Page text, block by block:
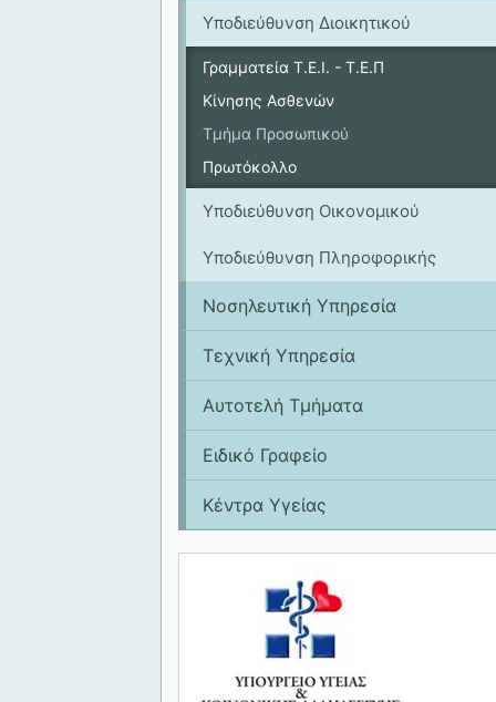
Υποδιεύθυνση Διοικητικού
Γραμματεία Τ.Ε.Ι. - Τ.Ε.Π
Κίνησης Ασθενών
Τμήμα Προσωπικού
Πρωτόκολλο
Υποδιεύθυνση Οικονομικού
Υποδιεύθυνση Πληροφορικής
Νοσηλευτική Υπηρεσία
Tεχνική Υπηρεσία
Αυτοτελή Τμήματα
Ειδικό Γραφείο
Κέντρα Υγείας